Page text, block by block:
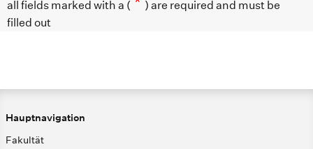
all fields marked with a (
) are required and must be
filled out
Hauptnavigation
Fakultät